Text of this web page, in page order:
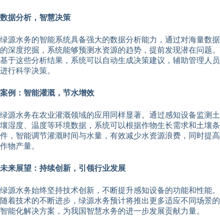
数据分析，智慧决策
绿源水务的智能系统具备强大的数据分析能力，通过对海量数据
的深度挖掘，系统能够预测水资源的趋势，提前发现潜在问题。
基于这些分析结果，系统可以自动生成决策建议，辅助管理人员
进行科学决策。
案例：智能灌溉，节水增效
绿源水务在农业灌溉领域的应用同样显著。通过感知设备监测土
壤湿度、温度等环境数据，系统可以根据作物生长需求和土壤条
件，智能调节灌溉时间与水量，有效减少水资源浪费，同时提高
作物产量。
未来展望：持续创新，引领行业发展
绿源水务始终坚持技术创新，不断提升感知设备的功能和性能。
随着技术的不断进步，绿源水务预计将推出更多适应不同场景的
智能化解决方案，为我国智慧水务的进一步发展贡献力量。